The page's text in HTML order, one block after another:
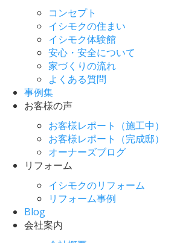
コンセプト
イシモクの住まい
イシモク体験館
安心・安全について
家づくりの流れ
よくある質問
事例集
お客様の声
お客様レポート（施工中）
お客様レポート（完成邸）
オーナーズブログ
リフォーム
イシモクのリフォーム
リフォーム事例
Blog
会社案内